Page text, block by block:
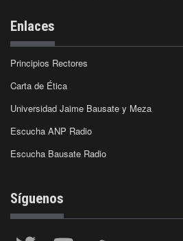
Enlaces
Principios Rectores
Carta de Ética
Universidad Jaime Bausate y Meza
Escucha ANP Radio
Escucha Bausate Radio
Síguenos